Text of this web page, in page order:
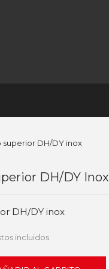
DH/DY inox
DH/DY Inox
DH/DY inox
incluidos